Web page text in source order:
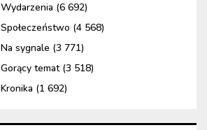
Wydarzenia (6 692)
Społeczeństwo (4 568)
Na sygnale (3 771)
Gorący temat(3 518)
Kronika (1 692)